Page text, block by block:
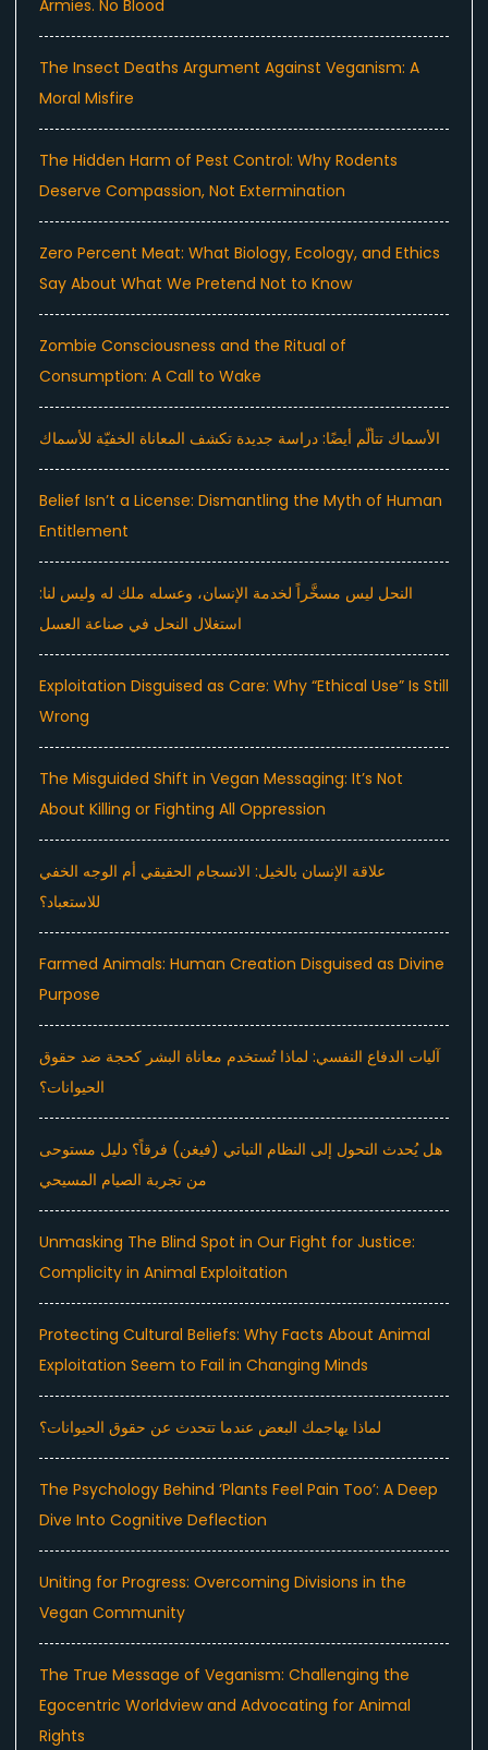
Armies. No Blood
The Insect Deaths Argument Against Veganism: A
Moral Misfire
The Hidden Harm of Pest Control: Why Rodents
Deserve Compassion, Not Extermination
Zero Percent Meat: What Biology, Ecology, and Ethics
Say About What We Pretend Not to Know
Zombie Consciousness and the Ritual of
Consumption: A Call to Wake
الأسماك تتألّم أيضًا: دراسة جديدة تكشف المعاناة الخفيّة للأسماك
Belief Isn’t a License: Dismantling the Myth of Human
Entitlement
النحل ليس مسخَّراً لخدمة الإنسان، وعسله ملك له وليس لنا:
استغلال النحل في صناعة العسل
Exploitation Disguised as Care: Why “Ethical Use” Is Still
Wrong
The Misguided Shift in Vegan Messaging: It’s Not
About Killing or Fighting All Oppression
علاقة الإنسان بالخيل: الانسجام الحقيقي أم الوجه الخفي
للاستعباد؟
Farmed Animals: Human Creation Disguised as Divine
Purpose
آليات الدفاع النفسي: لماذا تُستخدم معاناة البشر كحجة ضد حقوق
الحيوانات؟
هل يُحدث التحول إلى النظام النباتي (فيغن) فرقاً؟ دليل مستوحى
من تجربة الصيام المسيحي
Unmasking The Blind Spot in Our Fight for Justice:
Complicity in Animal Exploitation
Protecting Cultural Beliefs: Why Facts About Animal
Exploitation Seem to Fail in Changing Minds
لماذا يهاجمك البعض عندما تتحدث عن حقوق الحيوانات؟
The Psychology Behind ‘Plants Feel Pain Too’: A Deep
Dive Into Cognitive Deflection
Uniting for Progress: Overcoming Divisions in the
Vegan Community
The True Message of Veganism: Challenging the
Egocentric Worldview and Advocating for Animal
Rights